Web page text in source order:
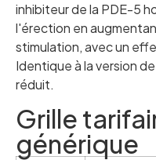
inhibiteur de la PDE-5
l'érection en
stimulation, avec un
Identique à la version
réduit.
Grille
générique